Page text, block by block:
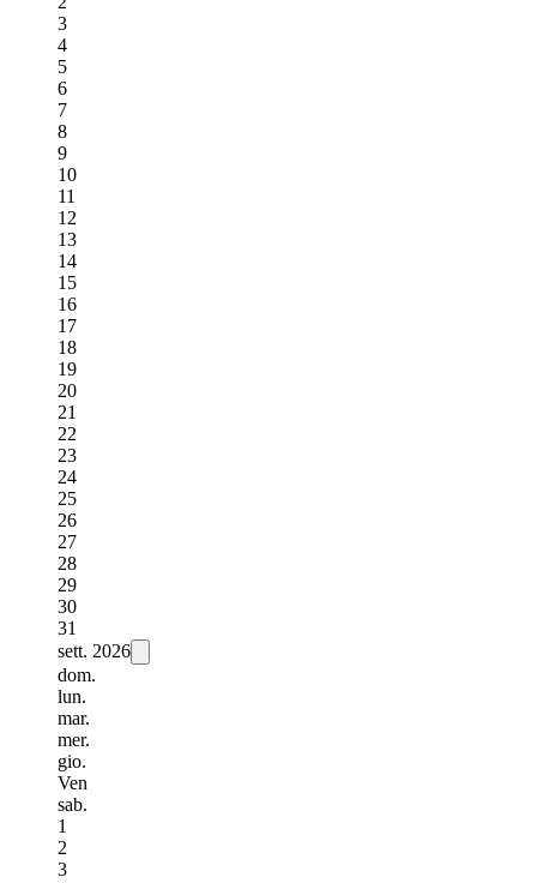
3
4
5
6
7
8
9
10
11
12
13
14
15
16
17
18
19
20
21
22
23
24
25
26
27
28
29
30
31
sett. 2026
dom.
lun.
mar.
mer.
gio.
Ven
sab.
1
2
3